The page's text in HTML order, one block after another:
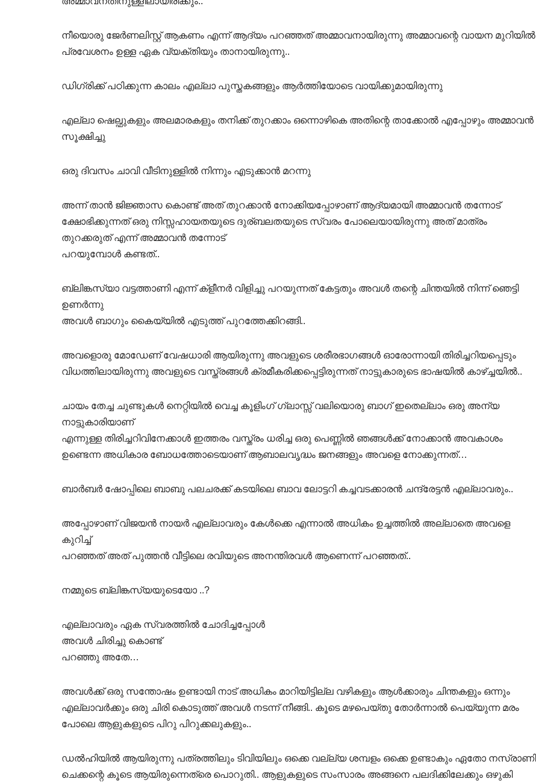
നീയൊരു ജേർണലിസ്റ്റ് ആകണം എന്ന് ആദ്യം പറഞ്ഞത് അമ്മാവനായിരുന്നു അമ്മാവന്റെ വായന മുറിയിൽ
പ്രവേശനം ഉള്ള ഏക വ്യക്തിയും താനായിരുന്നു..
ഡിഗ്രിക്ക് പഠിക്കുന്ന കാലം എല്ലാ പുസ്തകങ്ങളും ആർത്തിയോടെ വായിക്കുമായിരുന്നു
എല്ലാ ഷെല്ഫുകളും അലമാരകളും തനിക്ക് തുറക്കാം ഒന്നൊഴികെ അതിന്റെ താക്കോൽ എപ്പോഴും അമ്മാവൻ
സൂക്ഷിച്ചു
ഒരു ദിവസം ചാവി വീടിനുള്ളിൽ നിന്നും എടുക്കാൻ മറന്നു
അന്ന് താൻ ജിജ്ഞാസ കൊണ്ട് അത് തുറക്കാൻ നോക്കിയപ്പോഴാണ് ആദ്യമായി അമ്മാവൻ തന്നോട്
ക്ഷോഭിക്കുന്നത് ഒരു നിസ്സഹായതയുടെ ദുര്ബലതയുടെ സ്വരം പോലെയായിരുന്നു അത് മാത്രം
തുറക്കരുത് എന്ന് അമ്മാവൻ തന്നോട്
പറയുമ്പോൾ കണ്ടത്..
ബ്ലിങ്കസ്യാ വട്ടത്താണി എന്ന് ക്ളീനർ വിളിച്ചു പറയുന്നത് കേട്ടതും അവൾ തന്റെ ചിന്തയിൽ നിന്ന് ഞെട്ടി
ഉണർന്നു
അവൾ ബാഗും കൈയ്യിൽ എടുത്ത് പുറത്തേക്കിറങ്ങി..
അവളൊരു മോഡേണ് വേഷധാരി ആയിരുന്നു അവളുടെ ശരീരഭാഗങ്ങൾ ഓരോന്നായി തിരിച്ചറിയപ്പെടും
വിധത്തിലായിരുന്നു അവളുടെ വസ്ത്രങ്ങൾ ക്രമീകരിക്കപ്പെട്ടിരുന്നത് നാട്ടുകാരുടെ ഭാഷയിൽ കാഴ്ച്ചയിൽ..
ചായം തേച്ച ചുണ്ടുകൾ നെറ്റിയിൽ വെച്ച കൂളിംഗ് ഗ്ലാസ്സ് വലിയൊരു ബാഗ് ഇതെല്ലാം ഒരു അന്യ
നാട്ടുകാരിയാണ്
എന്നുള്ള തിരിച്ചറിവിനേക്കാൾ ഇത്തരം വസ്ത്രം ധരിച്ച ഒരു പെണ്ണിൽ ഞങ്ങൾക്ക് നോക്കാൻ അവകാശം
ഉണ്ടെന്ന അധികാര ബോധത്തോടെയാണ് ആബാലവൃദ്ധം ജനങ്ങളും അവളെ നോക്കുന്നത്…
ബാർബർ ഷോപ്പിലെ ബാബു പലചരക്ക് കടയിലെ ബാവ ലോട്ടറി കച്ചവടക്കാരൻ ചന്ദ്രേട്ടൻ എല്ലാവരും..
അപ്പോഴാണ് വിജയൻ നായർ എല്ലാവരും കേൾക്കെ എന്നാൽ അധികം ഉച്ചത്തിൽ അല്ലാതെ അവളെ
കുറിച്ച്
പറഞ്ഞത് അത് പുത്തൻ വീട്ടിലെ രവിയുടെ അനന്തിരവൾ ആണെന്ന് പറഞ്ഞത്..
നമ്മുടെ ബ്ലിങ്കസ്യയുടെയോ ..?
എല്ലാവരും ഏക സ്വരത്തിൽ ചോദിച്ചപ്പോൾ
അവൾ ചിരിച്ചു കൊണ്ട്
പറഞ്ഞു അതേ…
അവൾക്ക് ഒരു സന്തോഷം ഉണ്ടായി നാട് അധികം മാറിയിട്ടില്ല വഴികളും ആൾക്കാരും ചിന്തകളും ഒന്നും
എല്ലാവർക്കും ഒരു ചിരി കൊടുത്ത് അവൾ നടന്ന് നീങ്ങി.. കൂടെ മഴപെയ്തു തോർന്നാൽ പെയ്യുന്ന മരം
പോലെ ആളുകളുടെ പിറു പിറുക്കലുകളും..
ഡൽഹിയിൽ ആയിരുന്നു പത്രത്തിലും ടിവിയിലും ഒക്കെ വല്ല്യ ശമ്പളം ഒക്കെ ഉണ്ടാകും ഏതോ നസ്രാണി
ചെക്കന്റെ കൂടെ ആയിരുന്നെത്രെ പൊറുതി.. ആളുകളുടെ സംസാരം അങ്ങനെ പലദിക്കിലേക്കും ഒഴുകി